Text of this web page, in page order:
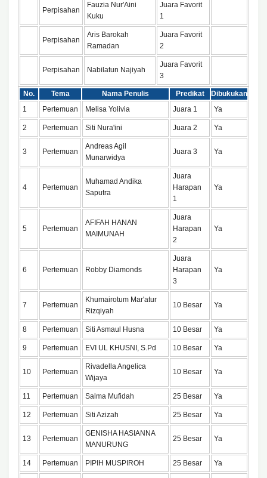
Perpisahan
Fauzia Nur'Aini
Kuku
Juara Favorit
1
Perpisahan
Aris Barokah
Ramadan
Juara Favorit
2
Perpisahan Nabilatun Najiyah
Juara Favorit
3
No. Tema Nama Penulis Predikat
Dibukukan
1
Pertemuan Melisa Yolivia Juara 1 Ya
2 Pertemuan Siti Nura'ini Juara 2 Ya
3 Pertemuan
Andreas Agil
Munarwidya
Juara 3 Ya
4 Pertemuan
Muhamad Andika
Saputra
Juara
Harapan
1
Ya
5 Pertemuan
AFIFAH HANAN
MAIMUNAH
Juara
Harapan
2
Ya
6 Pertemuan Robby Diamonds
Juara
Harapan
3
Ya
7 Pertemuan
Khumairotum Mar'atur
Rizqiyah
10 Besar Ya
8 Pertemuan Siti Asmaul Husna 10 Besar Ya
9 Pertemuan EVI UL KHUSNI, S.Pd 10 Besar Ya
10 Pertemuan
Rivadella Angelica
Wijaya
10 Besar Ya
11 Pertemuan Salma Mufidah 25 Besar Ya
12 Pertemuan Siti Azizah 25 Besar Ya
13 Pertemuan
GENISHA HASIANNA
MANURUNG
25 Besar Ya
14 Pertemuan PIPIH MUSPIROH 25 Besar Ya